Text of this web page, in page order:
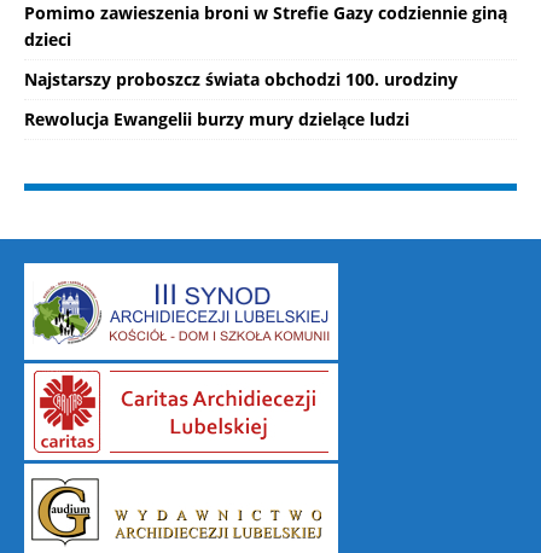
Pomimo zawieszenia broni w Strefie Gazy codziennie giną
dzieci
Najstarszy proboszcz świata obchodzi 100. urodziny
Rewolucja Ewangelii burzy mury dzielące ludzi